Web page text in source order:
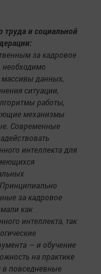
труда и социальной
за кадровое
необходимо
массивы данных,
ситуации,
работы,
механизмы
Современные
интеллекта для
за кадровое
как
интеллекта, так
— и обучение
на практике
в повседневные